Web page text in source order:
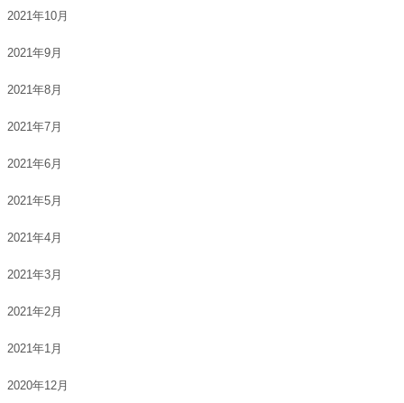
2021年10月
2021年9月
2021年8月
2021年7月
2021年6月
2021年5月
2021年4月
2021年3月
2021年2月
2021年1月
2020年12月